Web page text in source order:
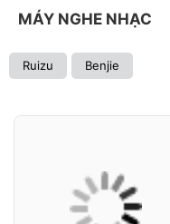
MÁY NGHE NHẠC
Ruizu Benjie